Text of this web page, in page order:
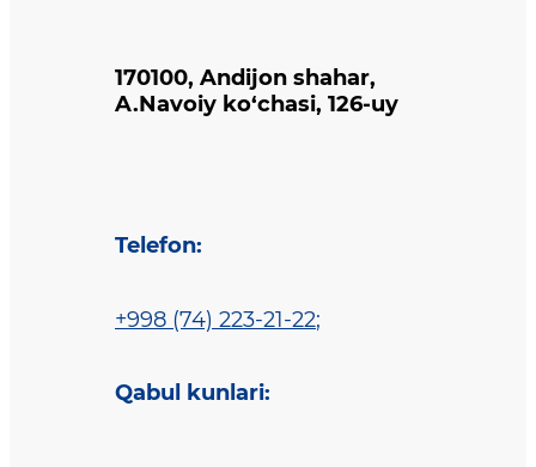
170100, Andijon shahar,
A.Navoiy ko‘chasi, 126-uy
Telefon:
+998 (74) 223-21-22;
Qabul kunlari: